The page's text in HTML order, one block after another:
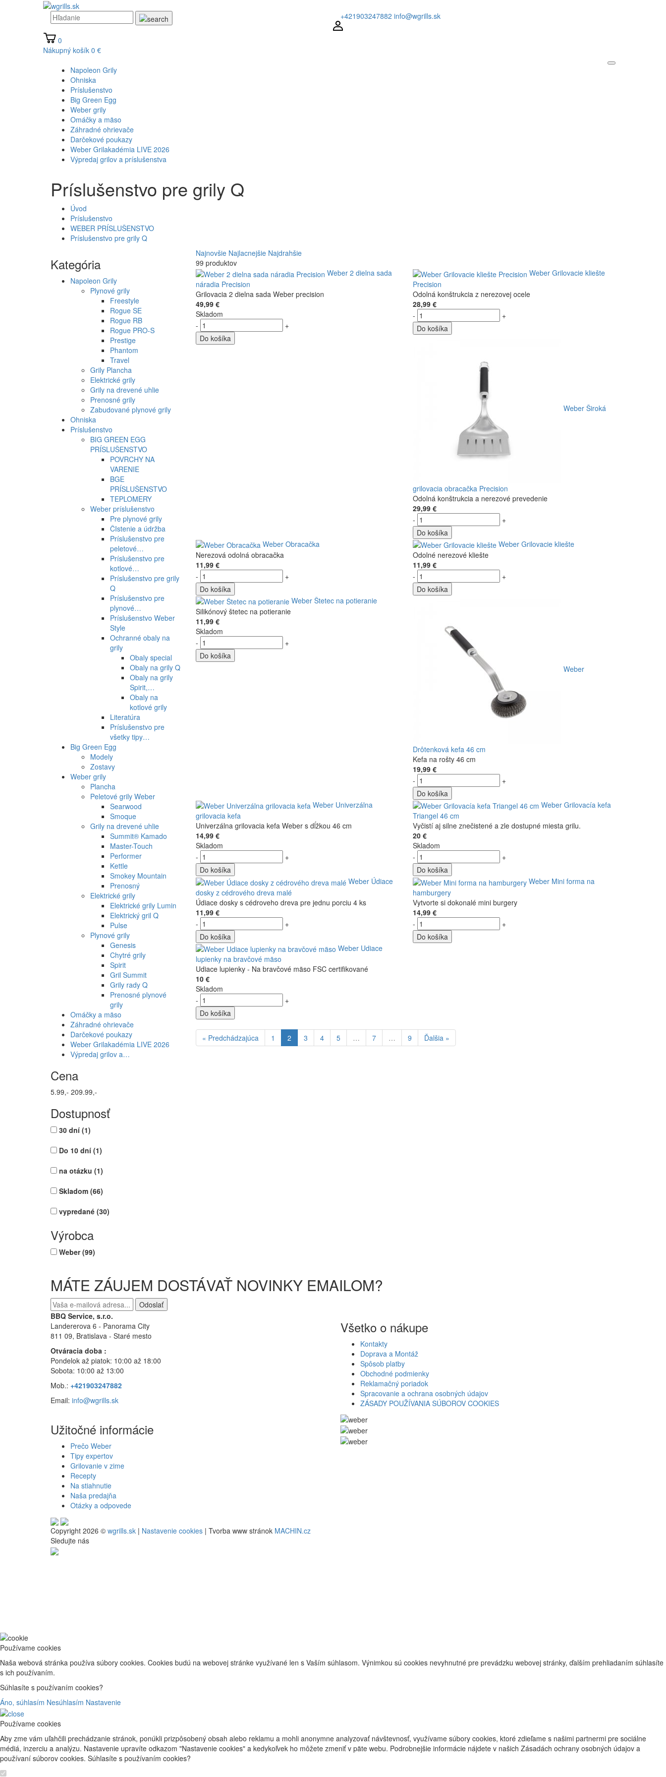
+421903247882 info@wgrills.sk
0
Nákupný košík 0 €
Napoleon Grily
Ohniska
Príslušenstvo
Big Green Egg
Weber grily
Omáčky a mäso
Záhradné ohrievače
Darčekové poukazy
Weber Grilakadémia LIVE 2026
Výpredaj grilov a príslušenstva
Príslušenstvo pre grily Q
Úvod
Príslušenstvo
WEBER PRÍSLUŠENSTVO
Príslušenstvo pre grily Q
Kategória
Napoleon Grily
Plynové grily
Freestyle
Rogue SE
Rogue RB
Rogue PRO-S
Prestige
Phantom
Travel
Grily Plancha
Elektrické grily
Grily na drevené uhlie
Prenosné grily
Zabudované plynové grily
Ohniska
Príslušenstvo
BIG GREEN EGG
PRÍSLUŠENSTVO
POVRCHY NA
VARENIE
BGE
PRÍSLUŠENSTVO
TEPLOMERY
Weber príslušenstvo
Pre plynové grily
ČIstenie a údržba
Príslušenstvo pre
peletové…
Príslušenstvo pre
kotlové…
Príslušenstvo pre grily
Q
Príslušenstvo pre
plynové…
Príslušenstvo Weber
Style
Ochranné obaly na
grily
Obaly special
Obaly na grily Q
Obaly na grily
Spirit,…
Obaly na
kotlové grily
Literatúra
Príslušenstvo pre
všetky tipy…
Big Green Egg
Modely
Zostavy
Weber grily
Plancha
Peletové grily Weber
Searwood
Smoque
Grily na drevené uhlie
Summit® Kamado
Master-Touch
Performer
Kettle
Smokey Mountain
Prenosný
Elektrické grily
Elektrické grily Lumin
Elektrický gril Q
Pulse
Plynové grily
Genesis
Chytré grily
Spirit
Gril Summit
Grily rady Q
Prenosné plynové
grily
Omáčky a mäso
Záhradné ohrievače
Darčekové poukazy
Weber Grilakadémia LIVE 2026
Výpredaj grilov a…
Cena
5.99,- 209.99,-
Dostupnosť
30 dní (1)
Do 10 dní (1)
na otázku (1)
Skladom (66)
vypredané (30)
Výrobca
Weber(99)
Najnovšie Najlacnejšie Najdrahšie
99 produktov
Weber 2 dielna sada
náradia Precision
Grilovacia 2 dielna sada Weber precision
49,99 €
Skladom
-
+
Do košíka
Weber Grilovacie kliešte
Precision
Odolná konštrukcia z nerezovej ocele
28,99 €
-
+
Do košíka
Weber Široká
grilovacia obracačka Precision
Odolná konštrukcia a nerezové prevedenie
29,99 €
-
+
Do košíka
Weber Obracačka
Nerezová odolná obracačka
11,99 €
-
+
Do košíka
Weber Grilovacie kliešte
Odolné nerezové kliešte
11,99 €
-
+
Do košíka
Weber Štetec na potieranie
Silikónový štetec na potieranie
11,99 €
Skladom
-
+
Do košíka
Weber
Drôtenková kefa 46 cm
Kefa na rošty 46 cm
19,99 €
-
+
Do košíka
Weber Univerzálna
grilovacia kefa
Univerzálna grilovacia kefa Weber s dĺžkou 46 cm
14,99 €
Skladom
-
+
Do košíka
Weber Grilovacía kefa
Triangel 46 cm
Vyčistí aj silne znečistené a zle dostupné miesta grilu.
20 €
Skladom
-
+
Do košíka
Weber Údiace
dosky z cédrového dreva malé
Údiace dosky s cédroveho dreva pre jednu porciu 4 ks
11,99 €
-
+
Do košíka
Weber Mini forma na
hamburgery
Vytvorte si dokonalé mini burgery
14,99 €
-
+
Do košíka
Weber Udiace
lupienky na bravčové mäso
Udiace lupienky - Na bravčové mäso FSC certifikované
10 €
Skladom
-
+
Do košíka
« Predchádzajúca 1 2 3 4 5 … 7 … 9 Ďalšia »
MÁTE ZÁUJEM DOSTÁVAŤ NOVINKY EMAILOM?
Odoslať
BBQ Service, s.r.o.
Landererova 6 - Panorama City
811 09, Bratislava - Staré mesto
Otváracia doba :
Pondelok až piatok: 10:00 až 18:00
Sobota: 10:00 až 13:00
Mob.: +421903247882
Email: info@wgrills.sk
Všetko o nákupe
Kontakty
Doprava a Montáž
Spôsob platby
Obchodné podmienky
Reklamačný poriadok
Spracovanie a ochrana osobných údajov
ZÁSADY POUŽÍVANIA SÚBOROV COOKIES
Užitočné informácie
Prečo Weber
Tipy expertov
Grilovanie v zime
Recepty
Na stiahnutie
Naša predajňa
Otázky a odpovede
Copyright 2026 © wgrills.sk | Nastavenie cookies | Tvorba www stránok MACHIN.cz
Sledujte nás
Používame cookies
Naša webová stránka používa súbory cookies. Cookies budú na webovej stránke využívané len s Vaším súhlasom. Výnimkou sú cookies nevyhnutné pre prevádzku webovej stránky, ďalším prehliadaním súhlasíte
s ich používaním.
Súhlasíte s používaním cookies?
Áno, súhlasím Nesúhlasím Nastavenie
Používame cookies
Aby zme vám uľahčili prechádzanie stránok, ponúkli prizpôsobený obsah alebo reklamu a mohli anonymne analyzovať návštevnosť, využívame súbory cookies, ktoré zdieľame s našimi partnermi pre sociálne
médiá, inzerciu a analýzu. Nastavenie upravíte odkazom "Nastavenie cookies" a kedykoľvek ho môžete zmeniť v päte webu. Podrobnejšie informácie nájdete v našich Zásadách ochrany osobných údajov a
používaní súborov cookies. Súhlasíte s používaním cookies?